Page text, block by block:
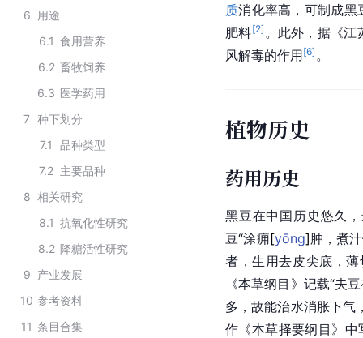
6
用途
6.1 食用营养
6.2 畜牧饲养
6.3 医学药用
7 种下划分
7.1
品种类型
7.2 主要品种
8 相关研究
8.1 抗氧化性研究
8.2 降糖活性研究
9 产业发展
10 参考资料
11 条目合集
质消化率高，可制成黑
肥料[2] 。此外，据《
风解毒的作用[6] 。
植物历史
药用历史
黑豆在中国历史悠久
豆“涂痈[yōng]肿，煮
者，生用去皮尖底，
《本草纲目》记载“夫
多，故能治水消胀下气
作《本草择要纲目》中